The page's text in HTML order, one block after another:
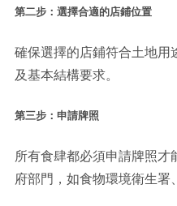
第二步：選擇合適的店鋪位置
確保選擇的店鋪符合土地
及基本結構要求。
第三步：申請牌照
所有食肆都必須申請牌照
府部門，如食物環境衛生署